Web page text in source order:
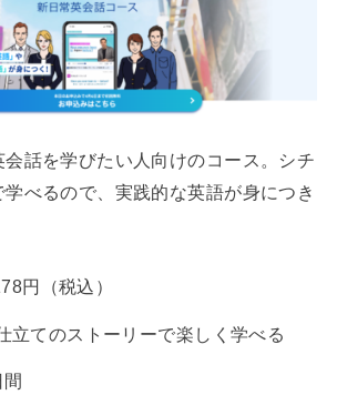
話を学びたい人向けのコース。シチ
学べるので、実践的な英語が身につき
円（税込）
立てのストーリーで楽しく学べる